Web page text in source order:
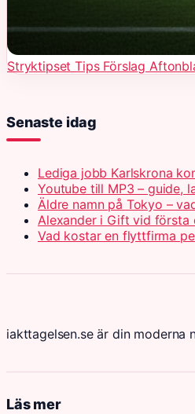
Stryktipset Tips Förslag
Senaste idag
Lediga jobb Karlskrona
Youtube till MP3 – guide,
Äldre namn på Tokyo –
Alexander i Gift vid första
Vad kostar en flyttfirma
iakttagelsen.se är din moderna
Läs mer